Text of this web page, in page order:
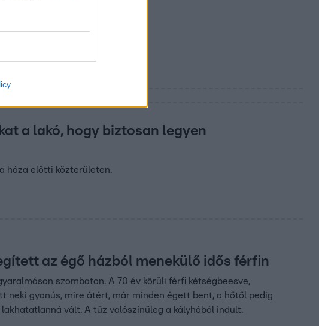
a lakó, hogy biztosan legyen
háza előtti közterületen.
az égő házból menekülő idős férfin
szombaton. A 70 év körüli férfi kétségbeesve,
gyanús, mire átért, már minden égett bent, a hőtől pedig
vált. A tűz valószínűleg a kályhából indult.